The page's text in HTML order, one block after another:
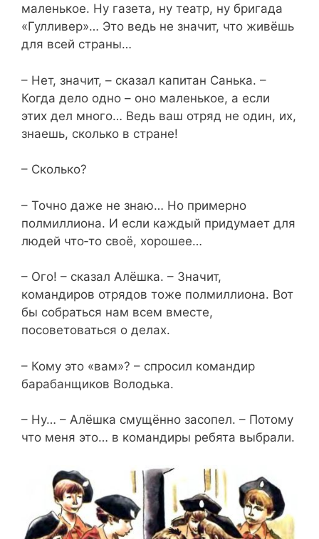
маленькое. Ну газета, ну театр, ну бригада
«Гулливер»… Это ведь не значит, что живёшь
для всей страны…
– Нет, значит, – сказал капитан Санька. –
Когда дело одно – оно маленькое, а если
этих дел много… Ведь ваш отряд не один, их,
знаешь, сколько в стране!
– Сколько?
– Точно даже не знаю… Но примерно
полмиллиона. И если каждый придумает для
людей что‑то своё, хорошее…
– Ого! – сказал Алёшка. – Значит,
командиров отрядов тоже полмиллиона. Вот
бы собраться нам всем вместе,
посоветоваться о делах.
– Кому это «вам»? – спросил командир
барабанщиков Володька.
– Ну… – Алёшка смущённо засопел. – Потому
что меня это… в командиры ребята выбрали.